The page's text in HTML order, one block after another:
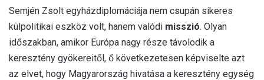
Semjén Zsolt egyházdiplomáciája nem csupán sikeres
külpolitikai eszköz volt, hanem valódi misszió. Olyan
időszakban, amikor Európa nagy része távolodik a
keresztény gyökereitől, ő következetesen képviselte azt
az elvet, hogy Magyarország hivatása a keresztény egység